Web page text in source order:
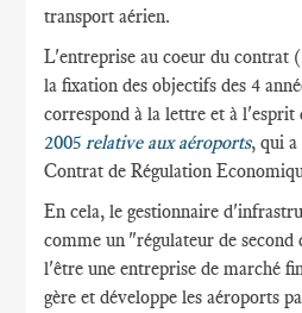
transport aérien.
L'entreprise au coeur du contrat
la fixation des objectifs des 4
correspond à la lettre et à
2005relative aux aéroports, qui
Contrat de Régulation
En cela, le gestionnaire
comme un "régulateur de second
l'être une entreprise de marché
gère et développe les aéroports